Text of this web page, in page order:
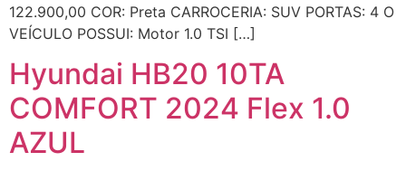
122.900,00 COR: Preta CARROCERIA: SUV PORTAS: 4 O
VEÍCULO POSSUI: Motor 1.0 TSI […]
Hyundai HB20 10TA
COMFORT 2024 Flex 1.0
AZUL